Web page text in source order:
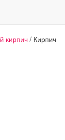
кирпич/ Кирпич